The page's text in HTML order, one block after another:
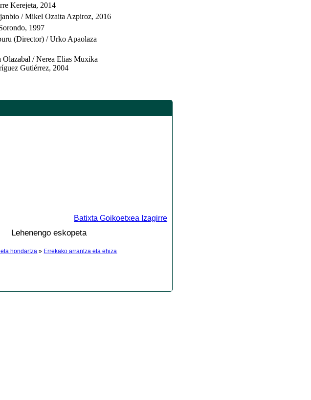
Kerejeta, 2014
/ Mikel Ozaita Azpiroz, 2016
1997
(Director) / Urko Apaolaza
Olazabal / Nerea Elias Muxika
Gutiérrez, 2004
Batixta Goikoetxea Izagirre
Lehenengo eskopeta
hondartza » Errekako arrantza eta ehiza